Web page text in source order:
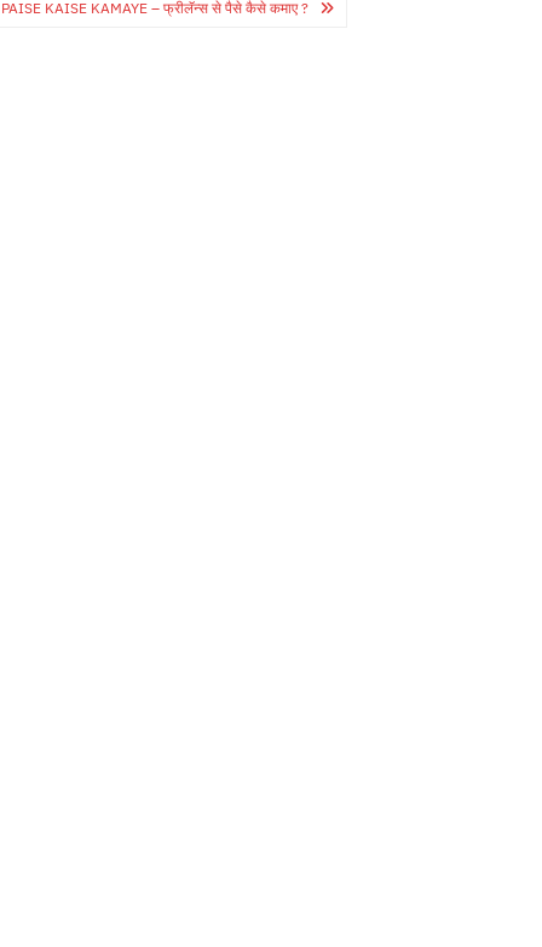
PAISE KAISE KAMAYE – फ्रीलॅन्स से पैसे कैसे कमाए ?